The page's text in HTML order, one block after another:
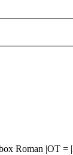
Roman |OT =